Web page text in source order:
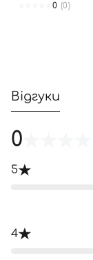
0 (0)
Відгуки
0
5
4